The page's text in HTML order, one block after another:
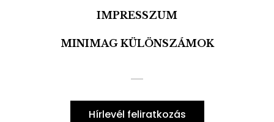
IMPRESSZUM
MINIMAG KÜLÖNSZÁMOK
Hírlevél feliratkozás